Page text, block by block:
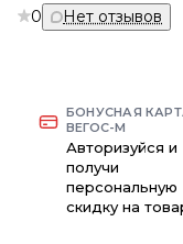
0 Нет отзывов
БОНУСНАЯ
ВЕГОС-М
Авторизуйся и
получи
персональную
скидку на